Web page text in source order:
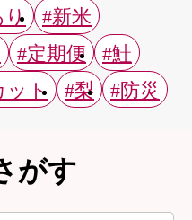
り
#新米
#定期便
#鮭
ット #梨 #防災
がす